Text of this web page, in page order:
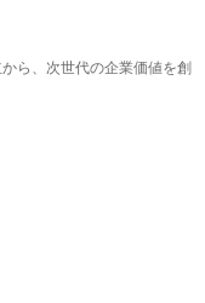
ら、次世代の企業価値を創